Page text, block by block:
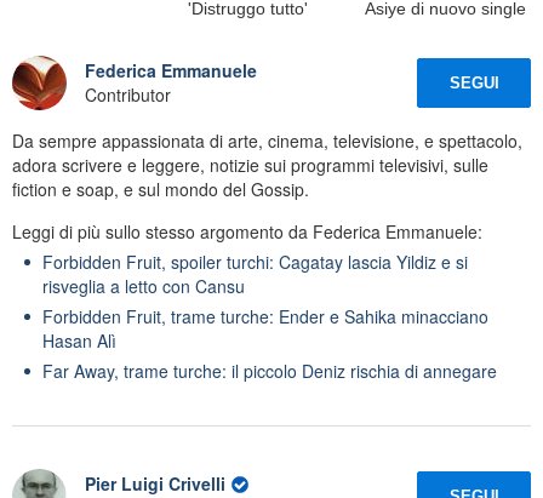
'Distruggo tutto'
Asiye di nuovo single
Federica Emmanuele
Contributor
SEGUI
Da sempre appassionata di arte, cinema, televisione, e spettacolo,
adora scrivere e leggere, notizie sui programmi televisivi, sulle
fiction e soap, e sul mondo del Gossip.
Leggi di più sullo stesso argomento da Federica Emmanuele:
Forbidden Fruit, spoiler turchi: Cagatay lascia Yildiz e si
risveglia a letto con Cansu
Forbidden Fruit, trame turche: Ender e Sahika minacciano
Hasan Alì
Far Away, trame turche: il piccolo Deniz rischia di annegare
Pier Luigi Crivelli